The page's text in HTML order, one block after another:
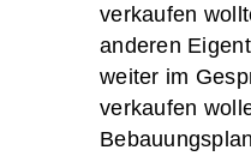
verkaufen
anderen
weiter im
verkaufen